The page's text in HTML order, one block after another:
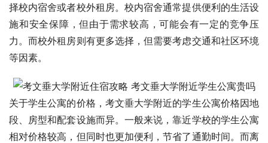
择校内宿舍或者校外租房。校内宿舍通常提供便利的生活设
施和安全保障，但由于需求较高，可能会有一定的竞争压
力。而校外租房则有更多选择，但需要考虑交通和社区环境
等因素。
关于学生公寓的价格，考文垂大学附近的学生公寓价格因地
段、房型和配套设施而异。一般来说，靠近学校的学生公寓
相对价格较高，但同时也更加便利，节省了通勤时间。而离